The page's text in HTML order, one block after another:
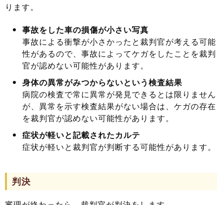
ります。
事故をした車の損傷が小さい写真
事故による衝撃が小さかったと裁判官が考える可能
性があるので、事故によってケガをしたことを裁判
官が認めない可能性があります。
身体の異常がみつからないという検査結果
病院の検査で常に異常が発見できるとは限りません
が、異常を示す検査結果がない場合は、ケガの存在
を裁判官が認めない可能性があります。
症状が軽いと記載されたカルテ
症状が軽いと裁判官が判断する可能性があります。
判決